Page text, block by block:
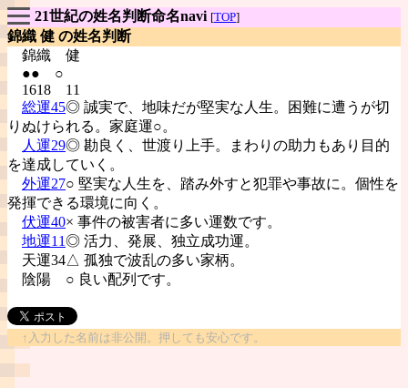
21世紀の姓名判断命名navi [TOP]
錦織 健 の姓名判断
錦織 健
●● ○
1618 11
総運45◎ 誠実で、地味だが堅実な人生。困難に遭うが切
りぬけられる。家庭運○。
人運29◎ 勘良く、世渡り上手。まわりの助力もあり目的
を達成していく。
外運27○ 堅実な人生を、踏み外すと犯罪や事故に。個性を
発揮できる環境に向く。
伏運40× 事件の被害者に多い運数です。
地運11◎ 活力、発展、独立成功運。
天運34△ 孤独で波乱の多い家柄。
陰陽 ○ 良い配列です。
↑入力した名前は非公開。押しても安心です。